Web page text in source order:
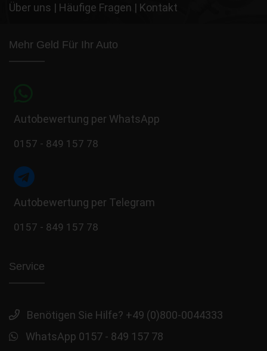
Über uns | Häufige Fragen | Kontakt
Mehr Geld Für Ihr Auto
Autobewertung per WhatsApp
0157 - 849 157 78
Autobewertung per Telegram
0157 - 849 157 78
Service
Benötigen Sie Hilfe? +49 (0)800-0044333
WhatsApp 0157 - 849 157 78